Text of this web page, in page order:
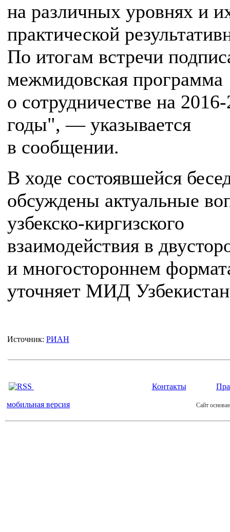
на различных уровнях и
практической
По итогам встречи
межмидовская программа
о сотрудничестве на
годы", — указывается
в сообщении.
В ходе состоявшейся
обсуждены актуальные
узбекско-киргизского
взаимодействия в
и многостороннем
уточняет МИД
Источник: РИАН
Контакты
мобильная версия Сайт